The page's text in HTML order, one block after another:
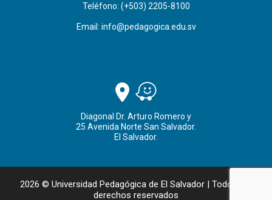
Teléfono: (+503) 2205-8100
Email: info@pedagogica.edu.sv
Diagonal Dr. Arturo Romero y
25 Avenida Norte San Salvador.
El Salvador.
2026 © Universidad Pedagógica de El Salvador | Todos los
derechos reservados